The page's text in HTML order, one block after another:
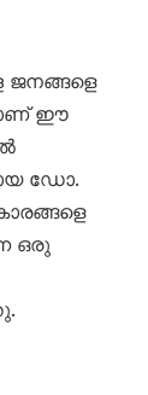
ജനങ്ങളെ
ഈ
ഡോ.
ഒരു